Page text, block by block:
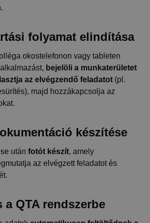
folyamat elindítása
okostelefonon vagy tableten
bejelöli a munkaterületet
az elvégzendő feladatot (pl.
majd hozzákapcsolja az
készítése
utánfotót készít, amely
az elvégzett feladatot és
a QTA rendszerbe